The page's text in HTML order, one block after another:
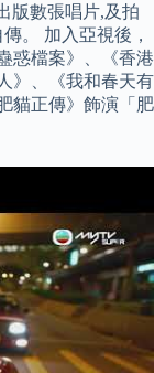
版數張唱片,及拍
。 加入亞視後，
惑檔案》、《香港
》、《我和春天有
貓正傳》飾演「肥